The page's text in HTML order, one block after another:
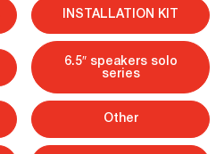
INSTALLATION KIT
6.5″ speakers solo
series
Other